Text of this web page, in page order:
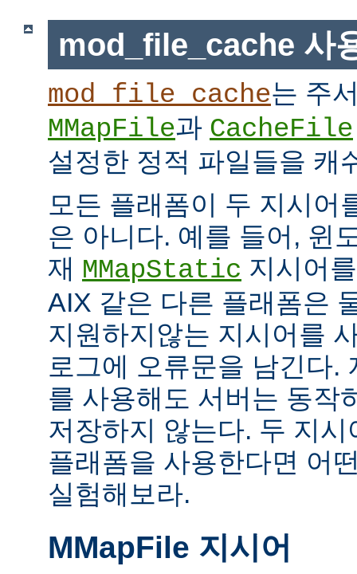
mod_file_cache 사
mod_file_cache는 주
MMapFile과 CacheFile
설정한 정적 파일들을 캐
모든 플래폼이 두 지시어
은 아니다. 예를 들어, 윈
재 MMapStatic 지시어
AIX 같은 다른 플래폼은
지원하지않는 지시어를
로그에 오류문을 남긴다.
를 사용해도 서버는 동작
저장하지 않는다. 두 지
플래폼을 사용한다면 어
실험해보라.
MMapFile 지시어